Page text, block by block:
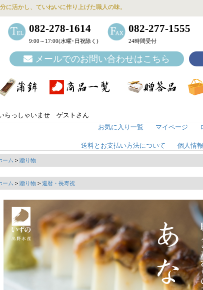
に活かし、ていねいに作り上げた職人の味。
082-278-1614
9:00～17:00(水曜･日祝除く)
082-277-1555
24時間受付
メールでのお問い合わせはこちら
らっしゃいませ ゲストさん
お気に入り一覧
マイページ
送料とお支払い方法について 個人情
ーム > 贈り物
ーム > 贈り物 > 還暦・長寿祝